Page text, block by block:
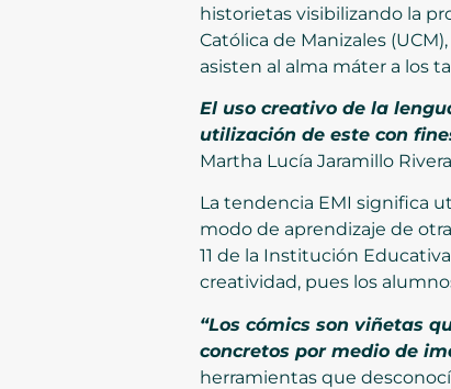
historietas visibilizando la
Católica de Manizales
asisten al alma máter a los
El uso creativo de la
utilización de este con
Martha Lucía Jaramillo
La tendencia EMI significa
modo de aprendizaje de
11 de la Institución
creatividad, pues los
“Los cómics son viñetas
concretos por medio de
herramientas que